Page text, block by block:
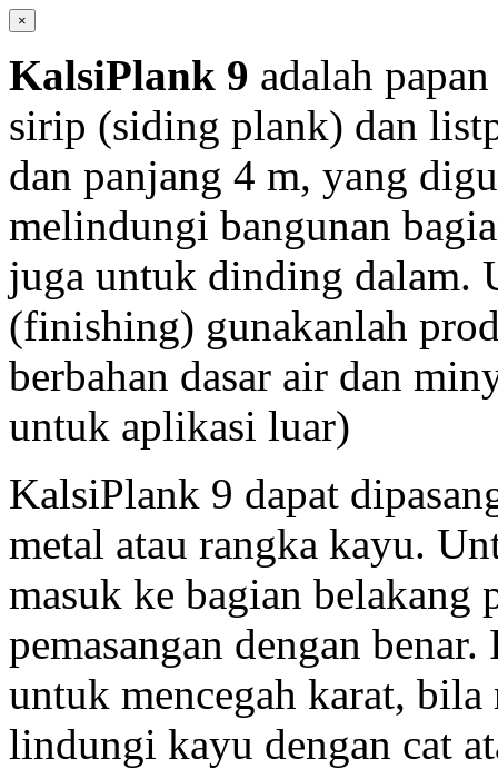
×
KalsiPlank 9 adalah
sirip (siding plank) dan
dan panjang 4 m, yang
melindungi bangunan
juga untuk dinding dalam.
(finishing) gunakanlah
berbahan dasar air dan
untuk aplikasi luar)
KalsiPlank 9 dapat
metal atau rangka kayu.
masuk ke bagian
pemasangan dengan
untuk mencegah karat,
lindungi kayu dengan cat